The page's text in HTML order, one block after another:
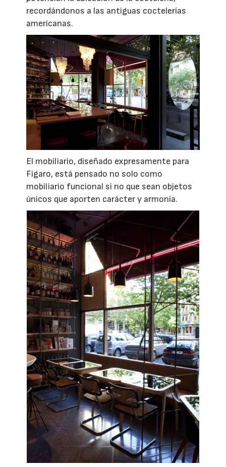
recordándonos a las antiguas coctelerías
americanas.
El mobiliario, diseñado expresamente para
Fígaro, está pensado no solo como
mobiliario funcional si no que sean objetos
únicos que aporten carácter y armonía.